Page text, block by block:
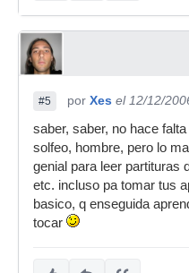
#5 por Xes el 12/12/
saber, saber, no hace
solfeo, hombre, pero lo
genial para leer partituras
etc. incluso pa tomar tus
basico, q enseguida
tocar